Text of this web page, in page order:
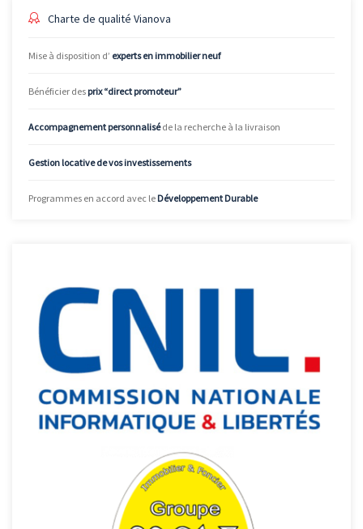
Charte de qualité Vianova
Mise à disposition d’ experts en immobilier neuf
Bénéficier des prix “direct promoteur”
Accompagnement personnaliséde la recherche à la livraison
Gestion locative de vos investissements
Programmes en accord avec le Développement Durable